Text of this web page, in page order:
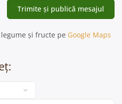
și fructe pe Google Maps